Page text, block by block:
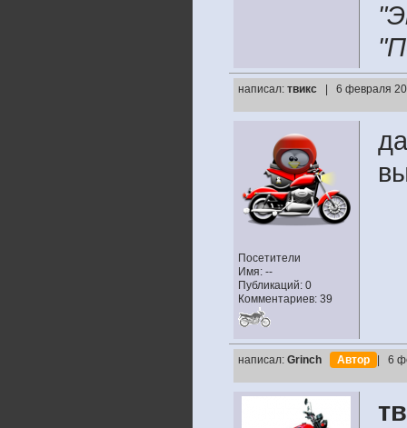
написал: твикс | 6 февраля
Посетители
Имя: --
Публикаций: 0
Комментариев: 39
написал: Grinch Автор | 6